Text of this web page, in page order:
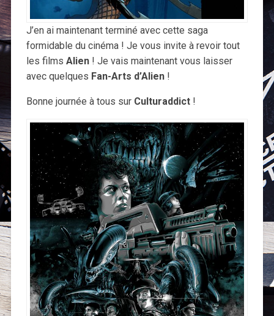
J’en ai maintenant terminé avec cette saga
formidable du cinéma ! Je vous invite à revoir tout
les films Alien! Je vais maintenant vous laisser
avec quelques Fan-Arts d’Alien!
Bonne journée à tous sur Culturaddict!